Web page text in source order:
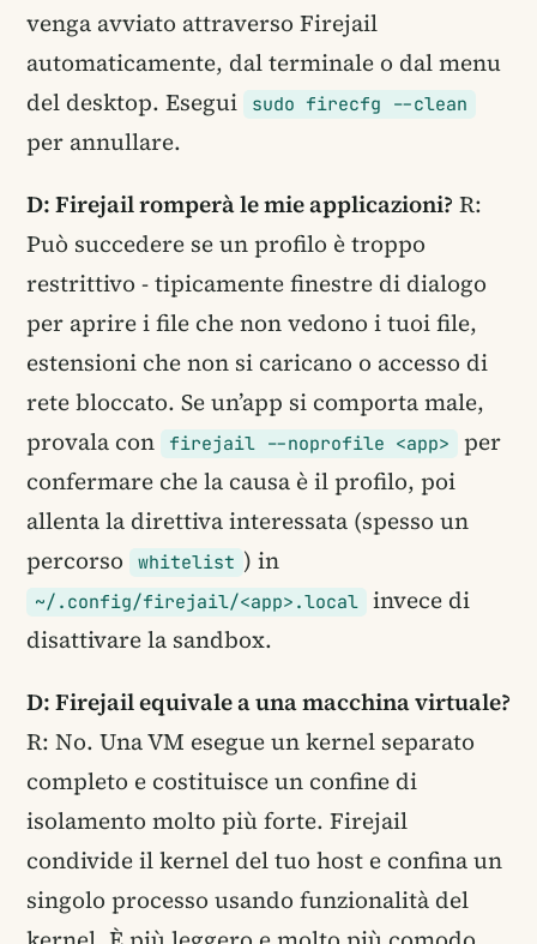
venga avviato attraverso Firejail
automaticamente, dal terminale o dal menu
del desktop. Esegui
sudo firecfg --clean
per annullare.
D: Firejail romperà le mie applicazioni? R:
Può succedere se un profilo è troppo
restrittivo - tipicamente finestre di dialogo
per aprire i file che non vedono i tuoi file,
estensioni che non si caricano o accesso di
rete bloccato. Se un’app si comporta male,
provala con
firejail --noprofile <app>
per
confermare che la causa è il profilo, poi
allenta la direttiva interessata (spesso un
percorso
whitelist ) in
~/.config/firejail/<app>.local invece di
disattivare la sandbox.
D: Firejail equivale a una macchina virtuale?
R: No. Una VM esegue un kernel separato
completo e costituisce un confine di
isolamento molto più forte. Firejail
condivide il kernel del tuo host e confina un
singolo processo usando funzionalità del